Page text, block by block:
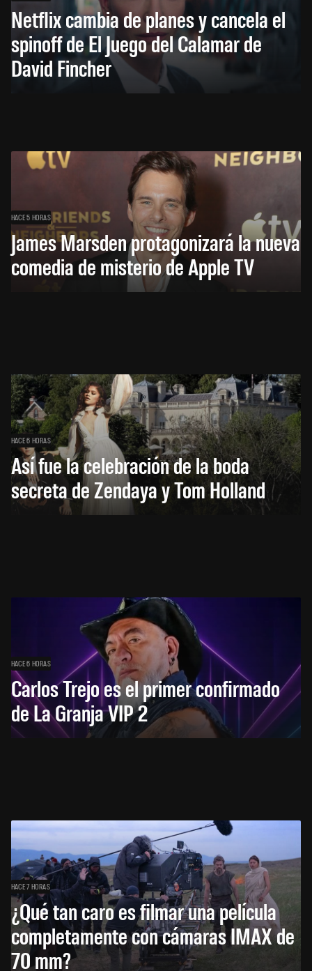
Netflix cambia de planes y cancela el
spinoff de El Juego del Calamar de
David Fincher
HACE 5 HORAS
James Marsden protagonizará la nueva
comedia de misterio de Apple TV
HACE 6 HORAS
Así fue la celebración de la boda
secreta de Zendaya y Tom Holland
HACE 6 HORAS
Carlos Trejo es el primer confirmado
de La Granja VIP 2
HACE 7 HORAS
¿Qué tan caro es filmar una película
completamente con cámaras IMAX de
70 mm?